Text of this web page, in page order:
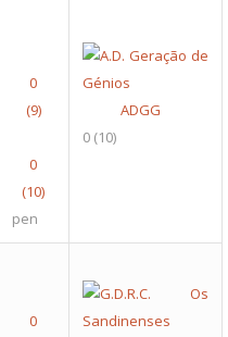
pen
ADGG
0 (10)